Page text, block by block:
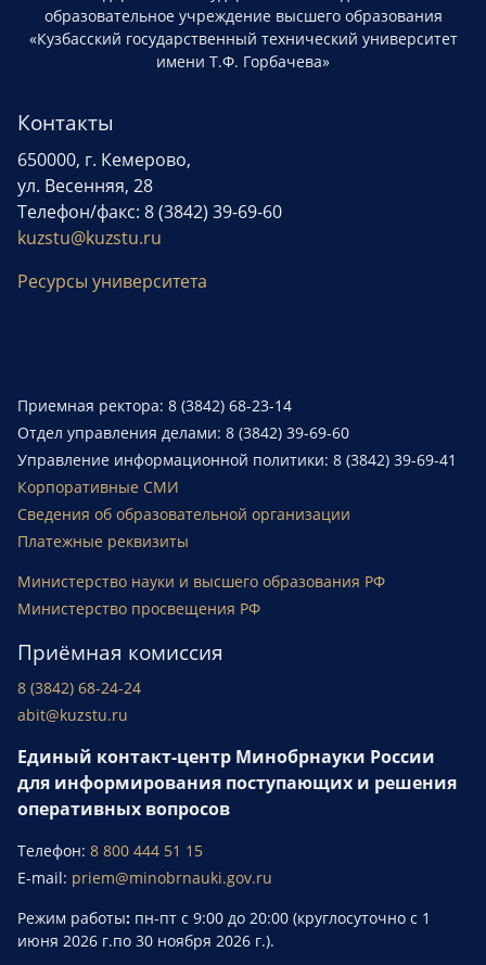
образовательное учреждение высшего образования
«Кузбасский государственный технический университет
имени Т.Ф. Горбачева»
Контакты
650000, г. Кемерово,
ул. Весенняя, 28
Телефон/факс: 8 (3842) 39-69-60
kuzstu@kuzstu.ru
Ресурсы университета
Приемная ректора: 8 (3842) 68-23-14
Отдел управления делами: 8 (3842) 39-69-60
Управление информационной политики: 8 (3842) 39-69-41
Корпоративные СМИ
Сведения об образовательной организации
Платежные реквизиты
Министерство науки и высшего образования РФ
Министерство просвещения РФ
Приёмная комиссия
8 (3842) 68-24-24
abit@kuzstu.ru
Единый контакт-центр Минобрнауки России
для информирования поступающих и решения
оперативных вопросов
Телефон: 8 800 444 51 15
E-mail: priem@minobrnauki.gov.ru
Режим работы: пн-пт с 9:00 до 20:00 (круглосуточно с 1
июня 2026 г.по 30 ноября 2026 г.).